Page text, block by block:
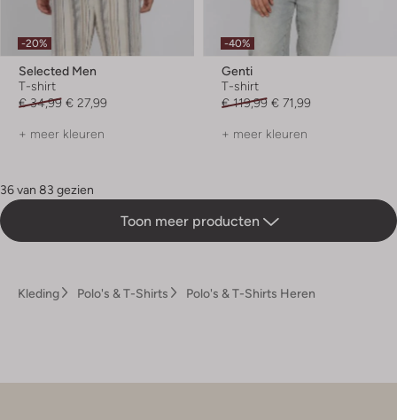
-20%
Selected Men
T-shirt
€ 34,99 € 27,99
+ meer kleuren
-40%
Genti
T-shirt
€ 119,99 € 71,99
+ meer kleuren
36 van 83 gezien
Toon meer producten
Kleding Polo's & T-Shirts Polo's & T-Shirts Heren